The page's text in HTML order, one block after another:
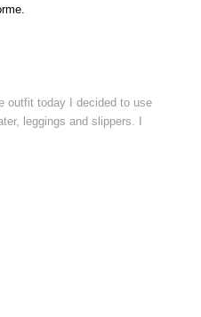
outfit today I decided to use
leggings and slippers.